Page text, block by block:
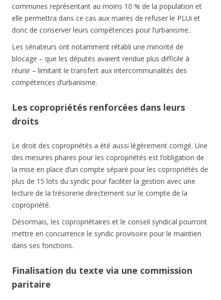
communes représentant au moins 10 % de la population et
elle permettra dans ce cas aux maires de refuser le PLUi et
donc de conserver leurs compétences pour l’urbanisme..
Les sénateurs ont notamment rétabli une minorité de
blocage – que les députés avaient rendue plus difficile à
réunir – limitant le transfert aux intercommunalités des
compétences d’urbanisme.
Les copropriétés renforcées dans leurs
droits
Le droit des copropriétés a été aussi légèrement corrigé. Une
des mesures phares pour les copropriétés est l’obligation de
la mise en place d’un compte séparé pour les copropriétés de
plus de 15 lots du syndic pour faciliter la gestion avec une
lecture de la trésorerie directement sur le compte de la
copropriété.
Désormais, les copropriétaires et le conseil syndical pourront
mettre en concurrence le syndic provisoire pour le maintien
dans ses fonctions.
Finalisation du texte via une commission
paritaire